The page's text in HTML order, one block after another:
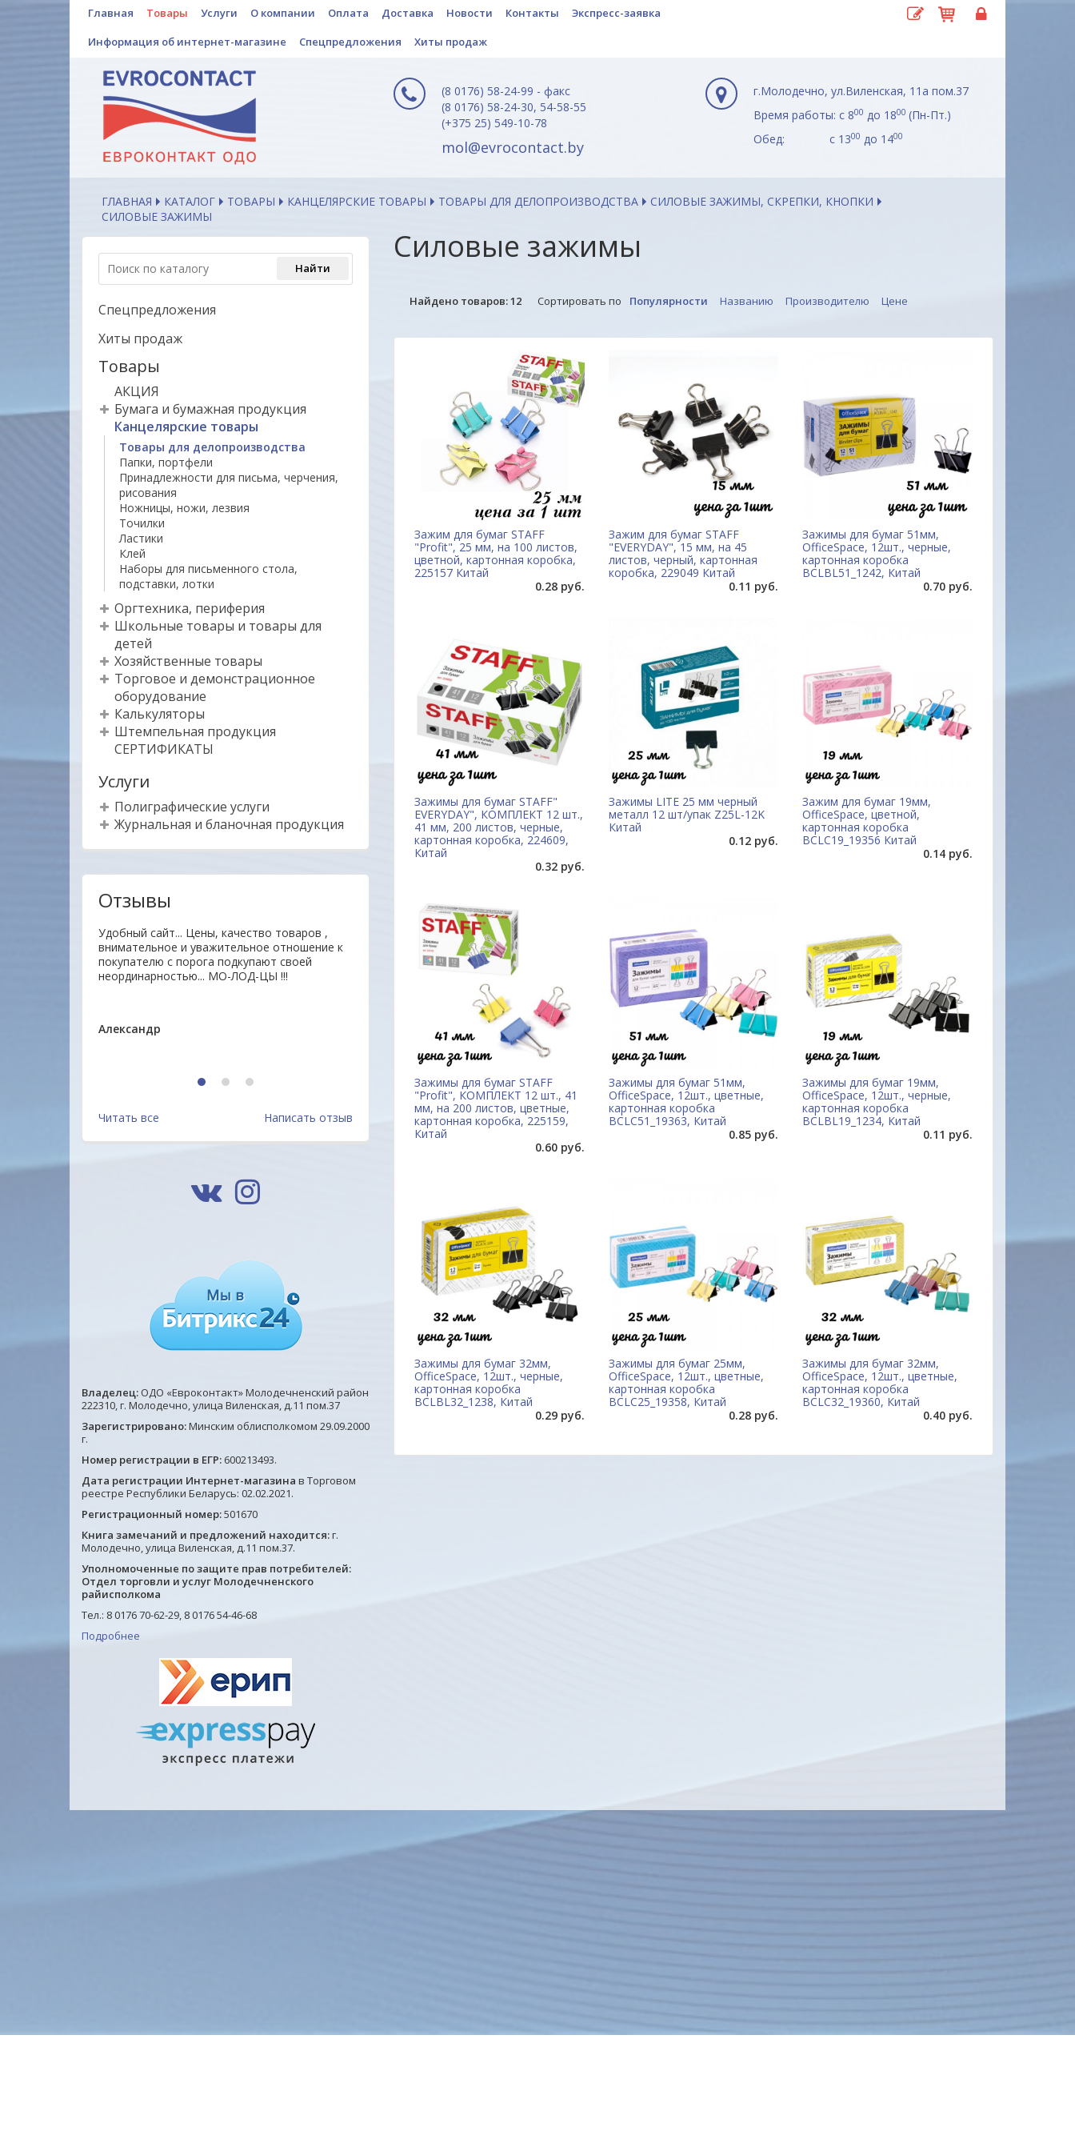
Главная Товары Услуги О компании Оплата Доставка Новости Контакты
Экспресс-заявка
Информация об интернет-магазине
Спецпредложения Хиты продаж
(8 0176) 58-24-99 - факс
(8 0176) 58-24-30, 54-58-55
(+375 25) 549-10-78
mol@evrocontact.by
г.Молодечно, ул.Виленская, 11а пом.37
Время работы: с 800 до 1800 (Пн-Пт.)
Обед: с 1300 до 1400
ГЛАВНАЯ КАТАЛОГ ТОВАРЫ КАНЦЕЛЯРСКИЕ ТОВАРЫ ТОВАРЫ ДЛЯ ДЕЛОПРОИЗВОДСТВА
СИЛОВЫЕ ЗАЖИМЫ, СКРЕПКИ, КНОПКИ
СИЛОВЫЕ ЗАЖИМЫ
Спецпредложения
Хиты продаж
Товары
АКЦИЯ
Бумага и бумажная продукция
Канцелярские товары
Товары для делопроизводства
Папки, портфели
Принадлежности для письма, черчения,
рисования
Ножницы, ножи, лезвия
Точилки
Ластики
Клей
Наборы для письменного стола,
подставки, лотки
Оргтехника, периферия
Школьные товары и товары для
детей
Хозяйственные товары
Торговое и демонстрационное
оборудование
Калькуляторы
Штемпельная продукция
СЕРТИФИКАТЫ
Услуги
Полиграфические услуги
Журнальная и бланочная продукция
Отзывы
Удобный сайт... Цены, качество товаров ,
внимательное и уважительное отношение к
покупателю с порога подкупают своей
неординарностью... МО-ЛОД-ЦЫ !!!
Александр
Уважаемые друзья, партнеры и клиенты. Мы
очень заинтересованы в том, чтобы
наш новый сайт был удобен прежде всего для
Вас. Будем благодарны всем Вашим
пожеланиям и предложениям!
Отличный сайт.Цены на многие товары
радуют глаз. Продавец очень отзывчивый.На
все вопросы ответил.Товар доставлен
вовремя. Качеством довольна. Буду
обращаться еще .
Марина
Удобный сайт... Цены, качество
внимательное и уважительное
покупателю с порога подкупают своей
неординарностью... МО-ЛОД-ЦЫ !!!
Александр
1 2 3
Читать все Написать отзыв
Владелец: ОДО «Евроконтакт» Молодечненский район
222310, г. Молодечно, улица Виленская, д.11 пом.37
Зарегистрировано:Минским облисполкомом 29.09.2000
г.
Номер регистрации в ЕГР: 600213493.
Дата регистрации Интернет-магазина в Торговом
реестре Республики Беларусь: 02.02.2021.
Регистрационный номер:501670
Книга замечаний и предложений находится:г.
Молодечно, улица Виленская, д.11 пом.37.
Уполномоченные по защите прав потребителей:
Отдел торговли и услуг Молодечненского
райисполкома
Тел.: 8 0176 70-62-29, 8 0176 54-46-68
Подробнее
Силовые зажимы
Найдено товаров:12 Сортировать по Популярности Названию Производителю Цене
Зажим для бумаг STAFF
"Profit", 25 мм, на 100 листов,
цветной, картонная коробка,
225157 Китай
0.28 руб.
Зажим для бумаг STAFF
"EVERYDAY", 15 мм, на 45
листов, черный, картонная
коробка, 229049 Китай
0.11 руб.
Зажимы для бумаг 51мм,
OfficeSpace, 12шт., черные,
картонная коробка
BCLBL51_1242, Китай
0.70 руб.
Зажимы для бумаг STAFF"
EVERYDAY", КОМПЛЕКТ 12 шт.,
41 мм, 200 листов, черные,
картонная коробка, 224609,
Китай
0.32 руб.
Зажимы LITE 25 мм черный
металл 12 шт/упак Z25L-12K
Китай
0.12 руб.
Зажим для бумаг 19мм,
OfficeSpace, цветной,
картонная коробка
BCLC19_19356 Китай
0.14 руб.
Зажимы для бумаг STAFF
"Profit", КОМПЛЕКТ 12 шт., 41
мм, на 200 листов, цветные,
картонная коробка, 225159,
Китай
0.60 руб.
Зажимы для бумаг 51мм,
OfficeSpace, 12шт., цветные,
картонная коробка
BCLC51_19363, Китай
0.85 руб.
Зажимы для бумаг 19мм,
OfficeSpace, 12шт., черные,
картонная коробка
BCLBL19_1234, Китай
0.11 руб.
Зажимы для бумаг 32мм,
OfficeSpace, 12шт., черные,
картонная коробка
BCLBL32_1238, Китай
0.29 руб.
Зажимы для бумаг 25мм,
OfficeSpace, 12шт., цветные,
картонная коробка
BCLC25_19358, Китай
0.28 руб.
Зажимы для бумаг 32мм,
OfficeSpace, 12шт., цветные,
картонная коробка
BCLC32_19360, Китай
0.40 руб.